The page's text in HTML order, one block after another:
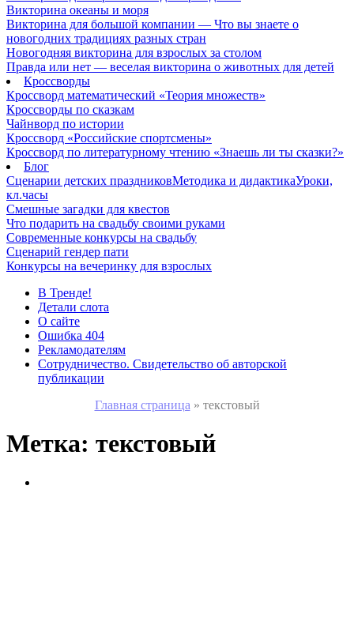
Викторина океаны и моря
Викторина для большой компании — Что вы знаете о
новогодних традициях разных стран
Новогодняя викторина для взрослых за столом
Правда или нет — веселая викторина о животных для детей
Кроссворды
Кроссворд математический «Теория множеств»
Кроссворды по сказкам
Чайнворд по истории
Кроссворд «Российские спортсмены»
Кроссворд по литературному чтению «Знаешь ли ты сказки?»
Блог
Сценарии детских праздниковМетодика и дидактикаУроки,
кл.часы
Смешные загадки для квестов
Что подарить на свадьбу своими руками
Современные конкурсы на свадьбу
Сценарий гендер пати
Конкурсы на вечеринку для взрослых
В Тренде!
Детали слота
О сайте
Ошибка 404
Рекламодателям
Сотрудничество. Свидетельство об авторской
публикации
Главная страница » текстовый
Метка: текстовый